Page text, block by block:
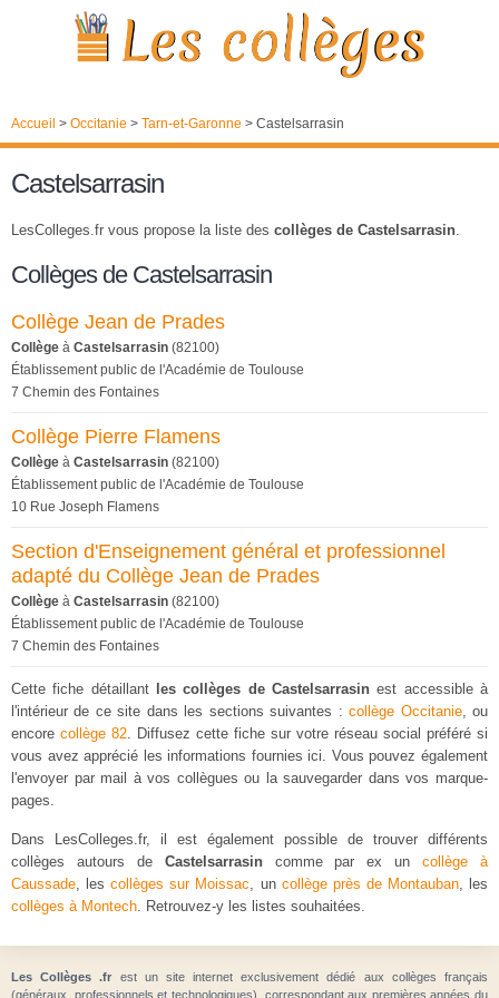
Accueil > Occitanie > Tarn-et-Garonne > Castelsarrasin
Castelsarrasin
LesColleges.fr vous propose la liste des collèges de Castelsarrasin.
Collèges de Castelsarrasin
Collège Jean de Prades
Collège à Castelsarrasin (82100)
Établissement public de l'Académie de Toulouse
7 Chemin des Fontaines
Collège Pierre Flamens
Collège à Castelsarrasin (82100)
Établissement public de l'Académie de Toulouse
10 Rue Joseph Flamens
Section d'Enseignement général et professionnel
adapté du Collège Jean de Prades
Collège à Castelsarrasin (82100)
Établissement public de l'Académie de Toulouse
7 Chemin des Fontaines
Cette fiche détaillant les collèges de Castelsarrasin est accessible à
l'intérieur de ce site dans les sections suivantes :collège Occitanie, ou
encore collège 82. Diffusez cette fiche sur votre réseau social préféré si
vous avez apprécié les informations fournies ici. Vous pouvez également
l'envoyer par mail à vos collègues ou la sauvegarder dans vos marque-
pages.
Dans LesColleges.fr, il est également possible de trouver différents
collèges autours de Castelsarrasincomme par ex uncollège à
Caussade, lescollèges sur Moissac, un collège près de Montauban, les
collèges à Montech. Retrouvez-y les listes souhaitées.
Les Collèges .fr est un site internet exclusivement dédié aux collèges français
(généraux, professionnels et technologiques), correspondant aux premières années du